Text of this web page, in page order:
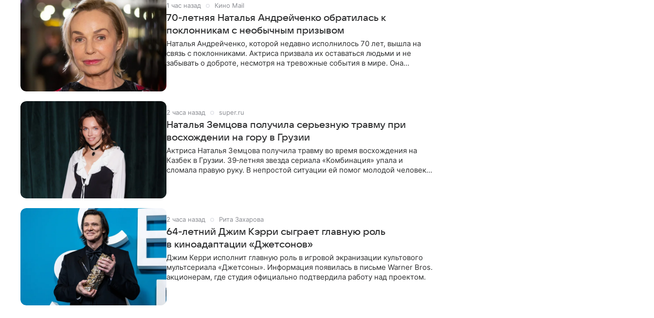
1 час назад Кино Mail
70-летняя Наталья Андрейченко обратилась к
поклонникам с необычным призывом
Наталья Андрейченко, которой недавно исполнилось 70 лет, вышла на
связь с поклонниками. Актриса призвала их оставаться людьми и не
забывать о доброте, несмотря на тревожные события в мире. Она
2 часа назад super.ru
Наталья Земцова получила серьезную травму при
восхождении на гору в Грузии
Актриса Наталья Земцова получила травму во время восхождения на
Казбек в Грузии. 39‑летняя звезда сериала «Комбинация» упала и
сломала правую руку. В непростой ситуации ей помог молодой человек
2 часа назад Рита Захарова
64-летний Джим Кэрри сыграет главную роль
в киноадаптации «Джетсонов»
Джим Керри исполнит главную роль в игровой экранизации культового
мультсериала «Джетсоны». Информация появилась в письме Warner Bros.
акционерам, где студия официально подтвердила работу над проектом.